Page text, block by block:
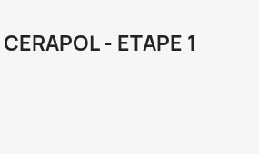
- ETAPE 1